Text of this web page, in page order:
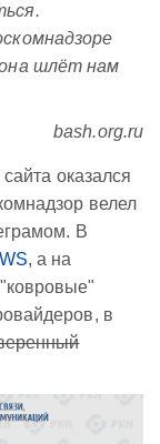
она шлёт нам
bash.org.ru
оказался
велел
В
, а на
в